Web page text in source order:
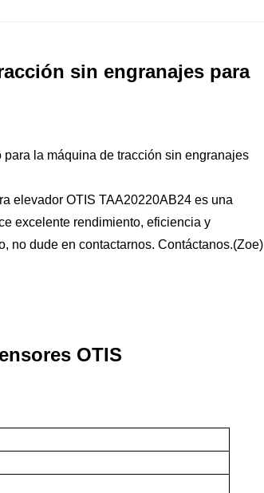
sin engranajes para
la máquina de tracción sin engranajes
elevador OTIS TAA20220AB24 es una
excelente rendimiento, eficiencia y
no dude en contactarnos. Contáctanos.(Zoe)
OTIS